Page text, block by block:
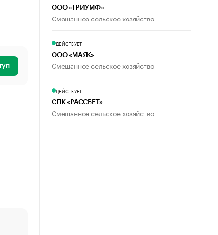
ООО «ТРИУМФ»
Смешанное сельское хозяйство
ДЕЙСТВУЕТ
ООО «МАЯК»
Смешанное сельское хозяйство
ДЕЙСТВУЕТ
СПК «РАССВЕТ»
Смешанное сельское хозяйство